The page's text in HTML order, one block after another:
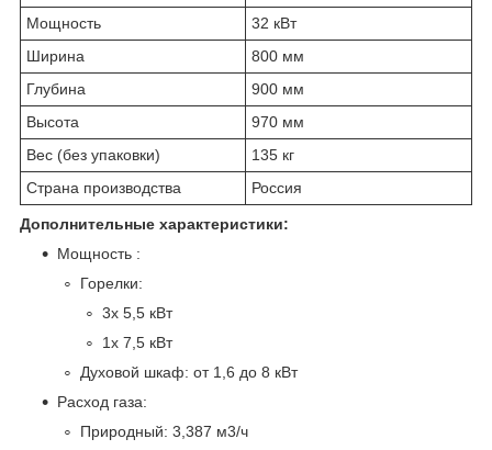
Мощность
32 кВт
Ширина
800 мм
Глубина
900 мм
Высота
970 мм
Вес (без упаковки)
135 кг
Страна производства
Россия
Дополнительные характеристики:
Мощность :
Горелки:
3х 5,5 кВт
1х 7,5 кВт
Духовой шкаф: от 1,6 до 8 кВт
Расход газа:
Природный: 3,387 м3/ч